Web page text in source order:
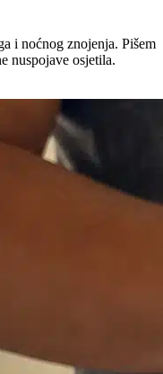
i noćnog znojenja. Pišem
nuspojave osjetila.